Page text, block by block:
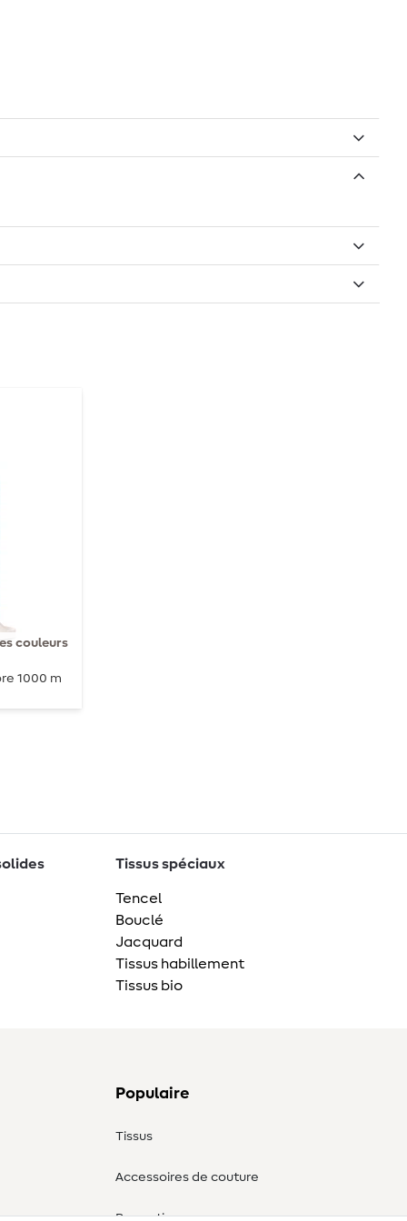
couleurs
1000 m
Tissus spéciaux
Tencel
Bouclé
Jacquard
Tissus habillement
Tissus bio
Populaire
Tissus
Accessoires de couture
Promotions